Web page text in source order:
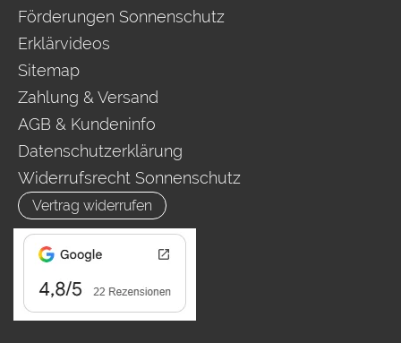
Förderungen Sonnenschutz
Erklärvideos
Sitemap
Zahlung & Versand
AGB & Kundeninfo
Datenschutzerklärung
Widerrufsrecht Sonnenschutz
Vertrag widerrufen